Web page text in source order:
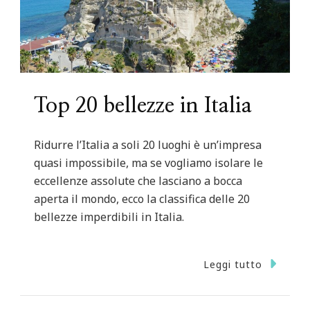
Top 20 bellezze in Italia
Ridurre l’Italia a soli 20 luoghi è un’impresa
quasi impossibile, ma se vogliamo isolare le
eccellenze assolute che lasciano a bocca
aperta il mondo, ecco la classifica delle 20
bellezze imperdibili in Italia.
Leggi tutto